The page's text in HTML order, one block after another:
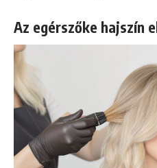
Az egérszőke hajszín